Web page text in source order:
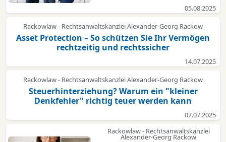
05.08.2025
Rackowlaw - Rechtsanwaltskanzlei Alexander-Georg Rackow
Asset Protection – So schützen Sie Ihr Vermögen
rechtzeitig und rechtssicher
14.07.2025
Rackowlaw - Rechtsanwaltskanzlei Alexander-Georg Rackow
Steuerhinterziehung? Warum ein "kleiner
Denkfehler" richtig teuer werden kann
07.07.2025
Rackowlaw - Rechtsanwaltskanzlei
Alexander-Georg Rackow